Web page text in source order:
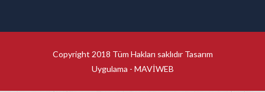
Copyright 2018 Tüm Hakları saklıdır Tasarım
Uygulama - MAVİWEB